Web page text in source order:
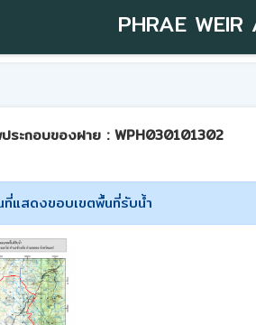
PHRAE WEIR
ระกอบของฝาย : WPH030101302
แสดงขอบเขตพื้นที่รับน้ำ